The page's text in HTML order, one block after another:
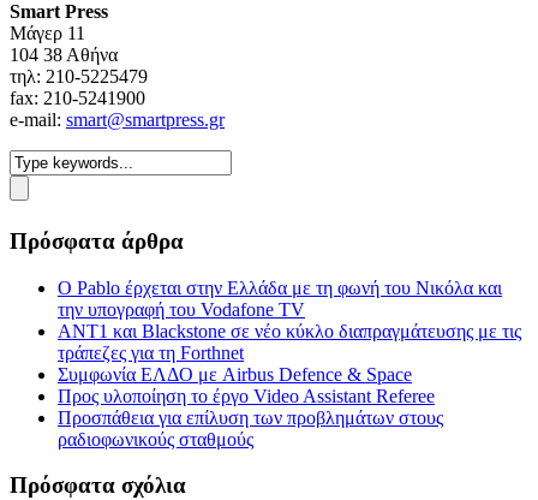
Smart Press
Mάγερ 11
104 38 Αθήνα
τηλ: 210-5225479
fax: 210-5241900
e-mail: smart@smartpress.gr
Πρόσφατα άρθρα
Ο Pablo έρχεται στην Ελλάδα με τη φωνή του Νικόλα και
την υπογραφή του Vodafone TV
ΑΝΤ1 και Blackstone σε νέο κύκλο διαπραγμάτευσης με τις
τράπεζες για τη Forthnet
Συμφωνία ΕΛΔΟ με Airbus Defence & Space
Προς υλοποίηση το έργο Video Assistant Referee
Προσπάθεια για επίλυση των προβλημάτων στους
ραδιοφωνικούς σταθμούς
Πρόσφατα σχόλια